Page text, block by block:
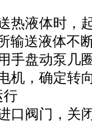
热液体时，
输送液体不
手盘动泵几
机，确定转
行
口阀门，关